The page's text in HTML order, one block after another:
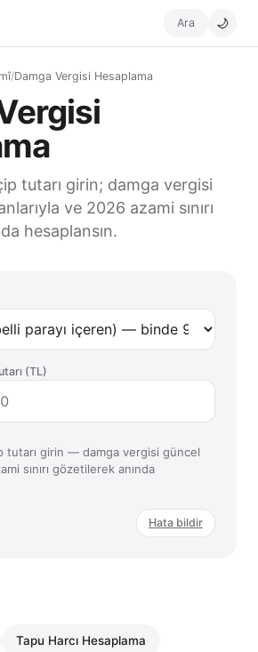
Ara 🌙
/Damga Vergisi Hesaplama
tutarı girin; damga vergisi
ve 2026 azami sınırı
hesaplansın.
(TL)
tutarı girin — damga vergisi güncel
sınırı gözetilerek anında
Hata bildir
Tapu Harcı Hesaplama